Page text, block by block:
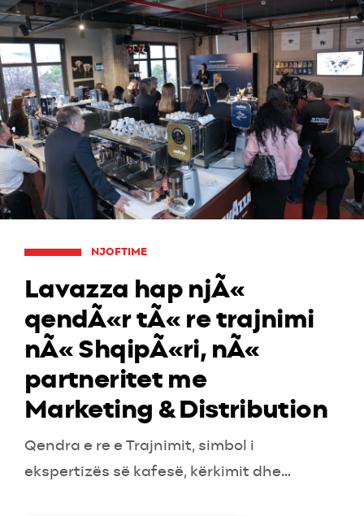
NJOFTIME
Lavazza hap njÃ«
qendÃ«r tÃ« re trajnimi
nÃ« ShqipÃ«ri, nÃ«
partneritet me
Marketing & Distribution
Qendra e re e Trajnimit, simbol i
ekspertizës së kafesë, kërkimit dhe